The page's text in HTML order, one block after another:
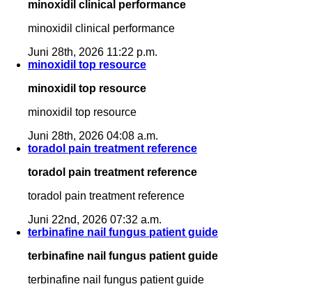
minoxidil clinical performance
minoxidil clinical performance
Juni 28th, 2026 11:22 p.m.
minoxidil top resource
minoxidil top resource
minoxidil top resource
Juni 28th, 2026 04:08 a.m.
toradol pain treatment reference
toradol pain treatment reference
toradol pain treatment reference
Juni 22nd, 2026 07:32 a.m.
terbinafine nail fungus patient guide
terbinafine nail fungus patient guide
terbinafine nail fungus patient guide